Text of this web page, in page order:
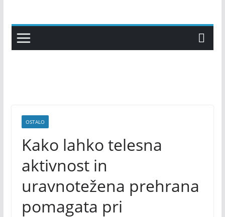
content
OSTALO
Kako lahko telesna
aktivnost in
uravnotežena prehrana
pomagata pri